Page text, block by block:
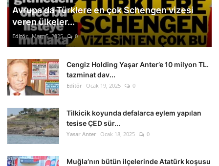
Avrupa'da Türklere en çok Schengen vizesi
veren ülkeler...
Editör Mart 5, 2025 0
Cengiz Holding Yaşar Anter’e 10 milyon TL.
tazminat dav...
Editör Ocak 19, 2025 0
Tilkicik koyunda defalarca eylem yapılan
tesise ÇED sür...
Yasar Anter Ocak 18, 2025 0
Muğla’nın bütün ilçelerinde Atatürk koşusu